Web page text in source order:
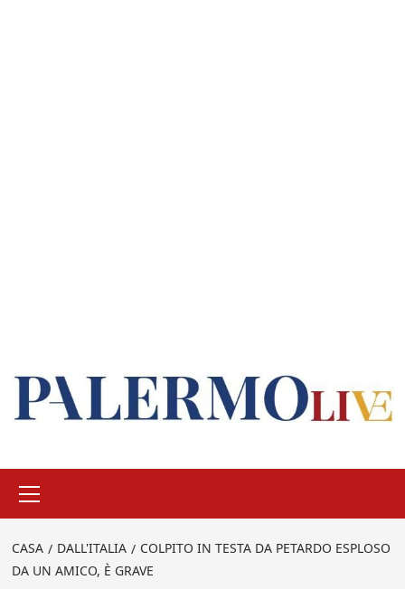
principale
CASA DALL'ITALIA
COLPITO IN TESTA DA PETARDO ESPLOSO
DA UN AMICO, È GRAVE